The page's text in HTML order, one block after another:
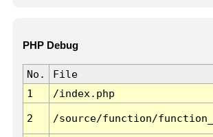
PHP Debug
No. File
1
/index.php
2 /source/function/